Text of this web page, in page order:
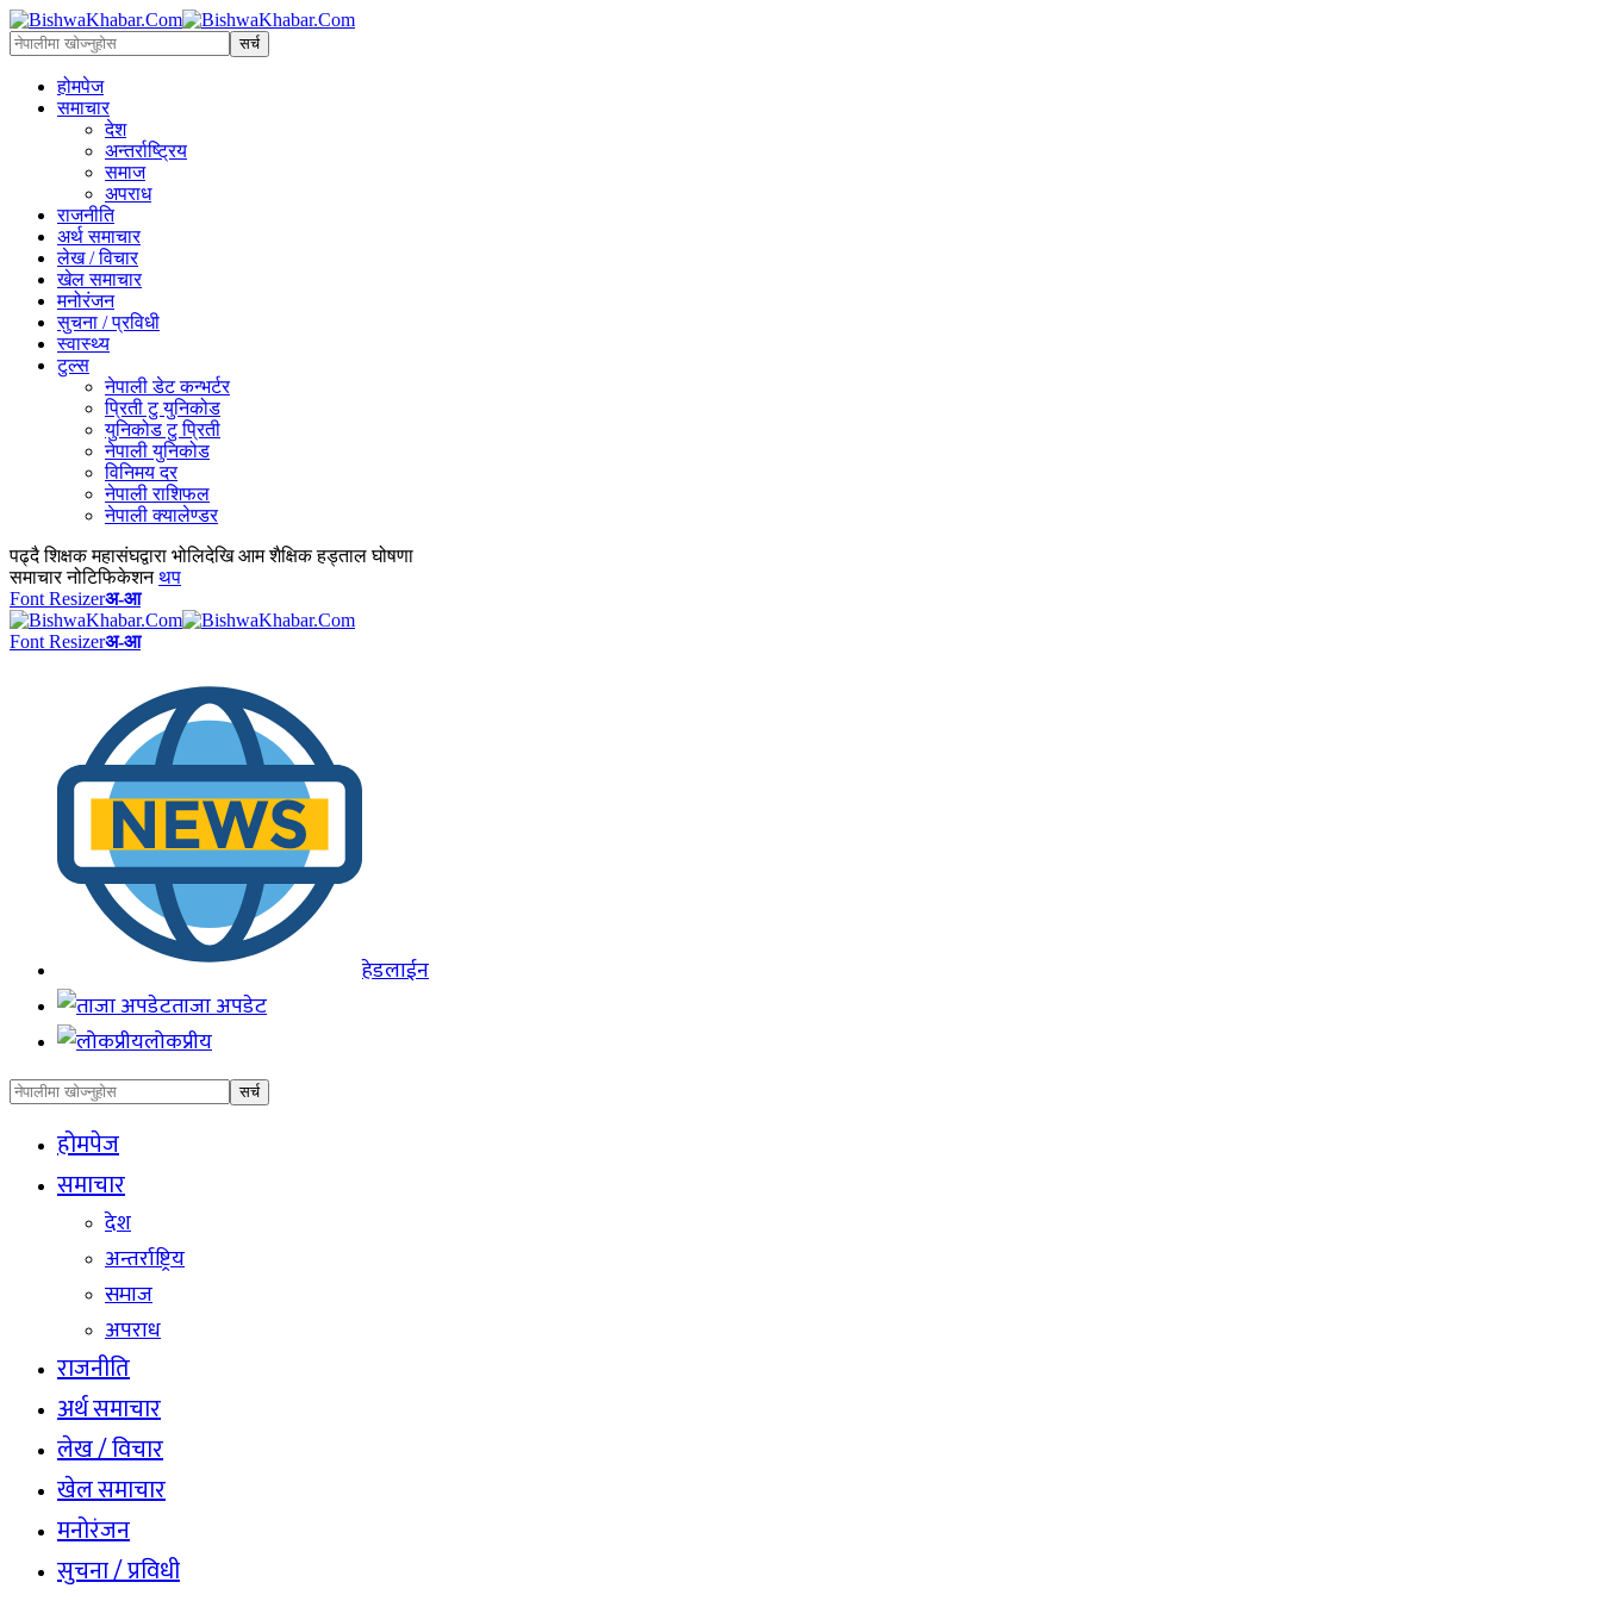
होमपेज
समाचार
देश
अन्तर्राष्ट्रिय
समाज
अपराध
राजनीति
अर्थ समाचार
लेख / विचार
खेल समाचार
मनोरंजन
सुचना / प्रविधी
स्वास्थ्य
टुल्स
नेपाली डेट कन्भर्टर
प्रिती टु युनिकोड
युनिकोड टु प्रिती
नेपाली युनिकोड
विनिमय दर
नेपाली राशिफल
नेपाली क्यालेण्डर
पढ्दै शिक्षक महासंघद्वारा भोलिदेखि आम शैक्षिक हड्ताल घोषणा
समाचार नोटिफिकेशन थप
Font Resizerअ-आ
Font Resizerअ-आ
हेडलाईन
ताजा अपडेट
लोकप्रीय
होमपेज
समाचार
देश
अन्तर्राष्ट्रिय
समाज
अपराध
राजनीति
अर्थ समाचार
लेख / विचार
खेल समाचार
मनोरंजन
सुचना / प्रविधी